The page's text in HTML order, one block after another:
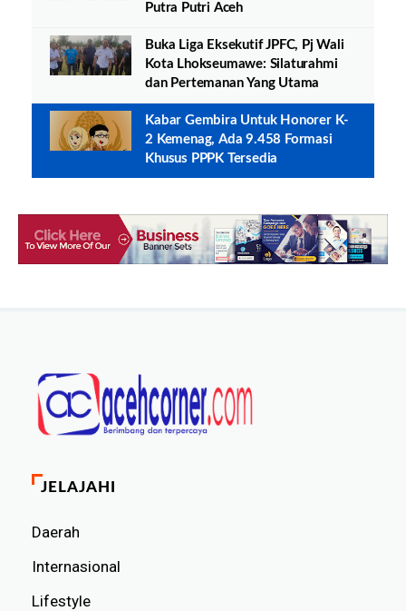
Putra Putri Aceh
Buka Liga Eksekutif JPFC, Pj Wali
Kota Lhokseumawe: Silaturahmi
dan Pertemanan Yang Utama
Kabar Gembira Untuk Honorer K-
2 Kemenag, Ada 9.458 Formasi
Khusus PPPK Tersedia
JELAJAHI
Daerah
Internasional
Lifestyle